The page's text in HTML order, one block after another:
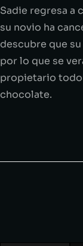
Sadie regresa a
su novio ha
descubre que
por lo que se
propietario todo
chocolate.